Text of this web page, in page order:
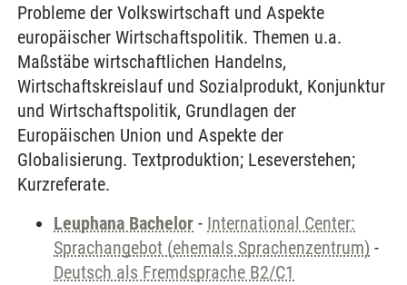
Probleme der Volkswirtschaft und Aspekte
europäischer Wirtschaftspolitik. Themen u.a.
Maßstäbe wirtschaftlichen Handelns,
Wirtschaftskreislauf und Sozialprodukt, Konjunktur
und Wirtschaftspolitik, Grundlagen der
Europäischen Union und Aspekte der
Globalisierung. Textproduktion; Leseverstehen;
Kurzreferate.
Leuphana Bachelor - International Center:
Sprachangebot (ehemals Sprachenzentrum) -
Deutsch als Fremdsprache B2/C1